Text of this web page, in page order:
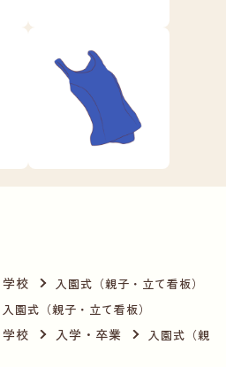
学校 入園式（親子・立て看板）
入園式（親子・立て看板）
学校 入学・卒業
入園式（親